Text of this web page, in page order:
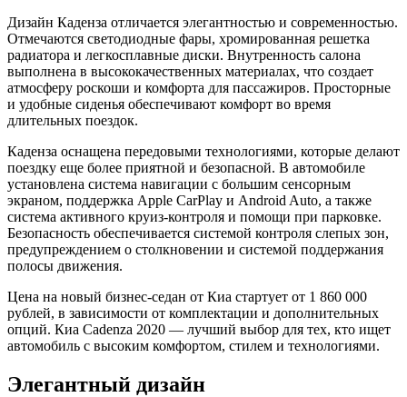
Дизайн Каденза отличается элегантностью и современностью.
Отмечаются светодиодные фары, хромированная решетка
радиатора и легкосплавные диски. Внутренность салона
выполнена в высококачественных материалах, что создает
атмосферу роскоши и комфорта для пассажиров. Просторные
и удобные сиденья обеспечивают комфорт во время
длительных поездок.
Каденза оснащена передовыми технологиями, которые делают
поездку еще более приятной и безопасной. В автомобиле
установлена система навигации с большим сенсорным
экраном, поддержка Apple CarPlay и Android Auto, а также
система активного круиз-контроля и помощи при парковке.
Безопасность обеспечивается системой контроля слепых зон,
предупреждением о столкновении и системой поддержания
полосы движения.
Цена на новый бизнес-седан от Киа стартует от 1 860 000
рублей, в зависимости от комплектации и дополнительных
опций. Киа Cadenza 2020 — лучший выбор для тех, кто ищет
автомобиль с высоким комфортом, стилем и технологиями.
Элегантный дизайн